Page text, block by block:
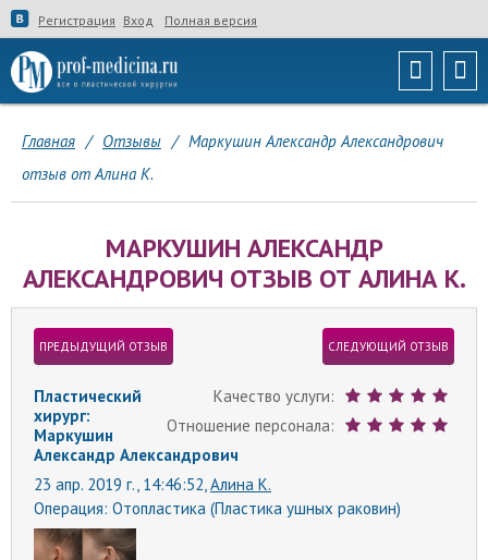
Регистрация Вход Полная версия
Главная / Отзывы / Маркушин Александр Александрович
отзыв от Алина К.
МАРКУШИН АЛЕКСАНДР
АЛЕКСАНДРОВИЧ ОТЗЫВ ОТ АЛИНА К.
ПРЕДЫДУЩИЙ ОТЗЫВ СЛЕДУЮЩИЙ ОТЗЫВ
Качество услуги:
Отношение персонала:
Пластический
хирург:
Маркушин
Александр Александрович
23 апр. 2019 г., 14:46:52, Алина К.
Операция: Отопластика (Пластика ушных раковин)